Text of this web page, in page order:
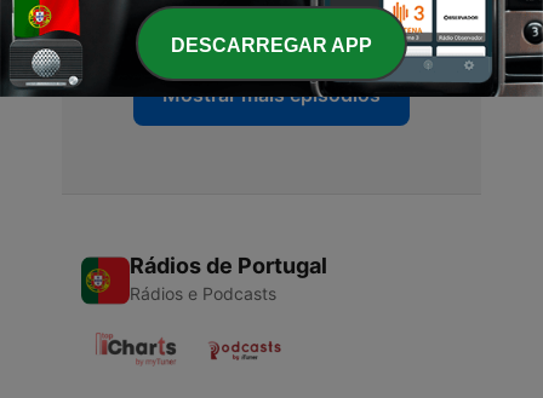
19 set. 2017
Mostrar mais episódios
Rádios de Portugal
Rádios e Podcasts
DESCARREGAR APP